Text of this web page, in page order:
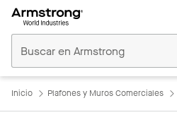
Comerciales
Inicio
Inicio Plafones y Muros Comerciales